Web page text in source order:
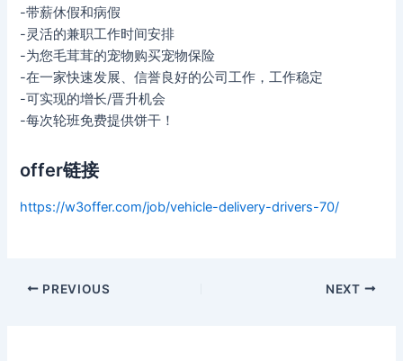
-带薪休假和病假
-灵活的兼职工作时间安排
-为您毛茸茸的宠物购买宠物保险
-在一家快速发展、信誉良好的公司工作，工作稳定
-可实现的增长/晋升机会
-每次轮班免费提供饼干！
offer链接
https://w3offer.com/job/vehicle-delivery-drivers-70/
Post
PREVIOUS NEXT